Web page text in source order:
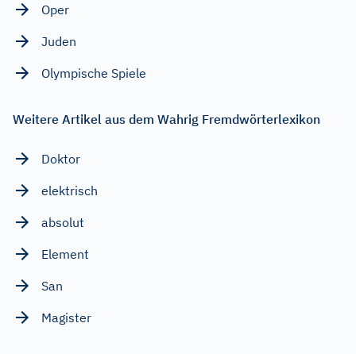
Oper
Juden
Olympische Spiele
Weitere Artikel aus dem Wahrig Fremdwörterlexikon
Doktor
elektrisch
absolut
Element
San
Magister